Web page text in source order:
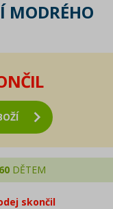
MODRÉHO
60DĚTEM
skončil